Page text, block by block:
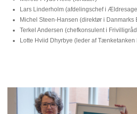
Lars Linderholm (afdelingschef i
Michel Steen-Hansen (direktør i Danmarks
Terkel Andersen (chefkonsulent i
Lotte Hviid Dhyrbye (leder af